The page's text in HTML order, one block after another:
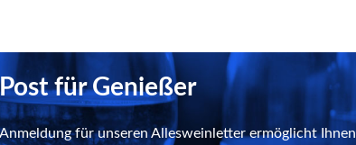
für Genießer
für unseren Allesweinletter ermöglicht Ihnen